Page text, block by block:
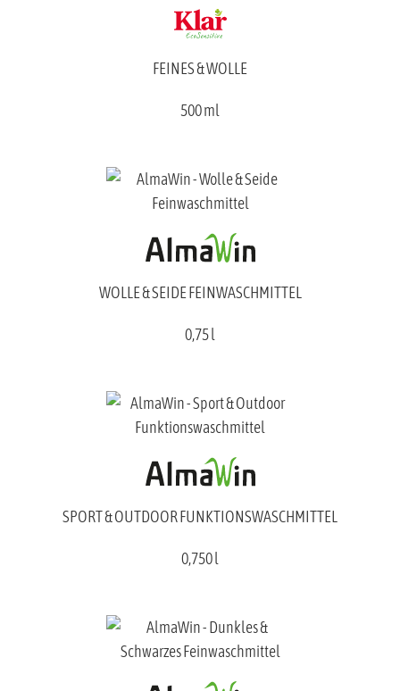
FEINES & WOLLE
500 ml
WOLLE & SEIDE FEINWASCHMITTEL
0,75 l
SPORT & OUTDOOR FUNKTIONSWASCHMITTEL
0,750 l